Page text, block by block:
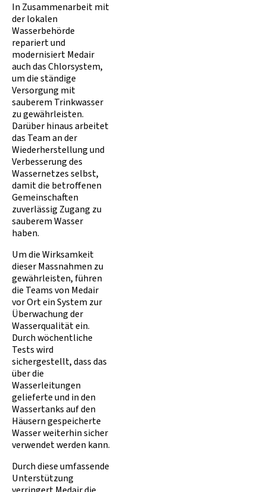
In Zusammenarbeit mit
der lokalen
Wasserbehörde
repariert und
modernisiert Medair
auch das Chlorsystem,
um die ständige
Versorgung mit
sauberem Trinkwasser
zu gewährleisten.
Darüber hinaus arbeitet
das Team an der
Wiederherstellung und
Verbesserung des
Wassernetzes selbst,
damit die betroffenen
Gemeinschaften
zuverlässig Zugang zu
sauberem Wasser
haben.
Um die Wirksamkeit
dieser Massnahmen zu
gewährleisten, führen
die Teams von Medair
vor Ort ein System zur
Überwachung der
Wasserqualität ein.
Durch wöchentliche
Tests wird
sichergestellt, dass das
über die
Wasserleitungen
gelieferte und in den
Wassertanks auf den
Häusern gespeicherte
Wasser weiterhin sicher
verwendet werden kann.
Durch diese umfassende
Unterstützung